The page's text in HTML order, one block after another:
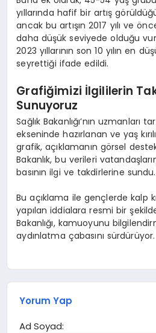
yıllarında hafif bir artış
ancak bu artışın 2017 yılı ve
daha düşük seviyede olduğu
2023 yıllarının son 10 yılın en
seyrettiği ifade edildi.
Grafiğimizi İlgililerin
Sunuyoruz
Sağlık Bakanlığı’nın uzmanları
ekseninde hazırlanan ve yaş
grafik, açıklamanın görsel
Bakanlık, bu verileri
basının ilgi ve takdirlerine sundu.
Bu açıklama ile gençlerde kalp
yapılan iddialara resmi bir
Bakanlığı, kamuoyunu
aydınlatma çabasını sürdürüyor.
Yorum Yap
Ad Soyad: